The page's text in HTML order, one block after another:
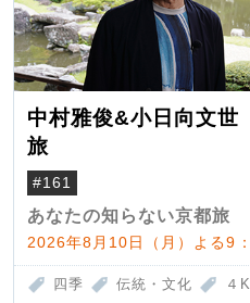
中村雅俊&小日向文
旅
#161
あなたの知らない京都旅
2026年8月10日（月）よる9
四季 伝統・文化 ４